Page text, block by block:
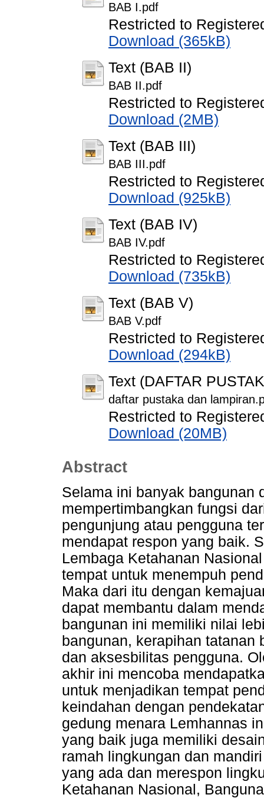
BAB I.pdf
Restricted to
Download (365kB)
Text (BAB II)
BAB II.pdf
Restricted to
Download (2MB)
Text (BAB III)
BAB III.pdf
Restricted to
Download (925kB)
Text (BAB IV)
BAB IV.pdf
Restricted to
Download (735kB)
Text (BAB V)
BAB V.pdf
Restricted to
Download (294kB)
Text (DAFTAR
daftar pustaka dan
Restricted to
Download (20MB)
Abstract
Selama ini banyak bangunan
mempertimbangkan fungsi
pengunjung atau pengguna
mendapat respon yang baik.
Lembaga Ketahanan
tempat untuk menempuh
Maka dari itu dengan
dapat membantu dalam
bangunan ini memiliki nilai
bangunan, kerapihan tatanan
dan aksesbilitas pengguna.
akhir ini mencoba
untuk menjadikan tempat
keindahan dengan
gedung menara Lemhannas
yang baik juga memiliki
ramah lingkungan dan
yang ada dan merespon
Ketahanan Nasional,